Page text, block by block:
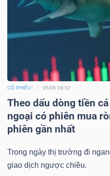
CỔ PHIẾU 05/08 19:32
Theo dấu dòng tiền
ngoại có phiên mua
phiên gần nhất
Trong ngày thị trường đi
giao dịch ngược chiều.